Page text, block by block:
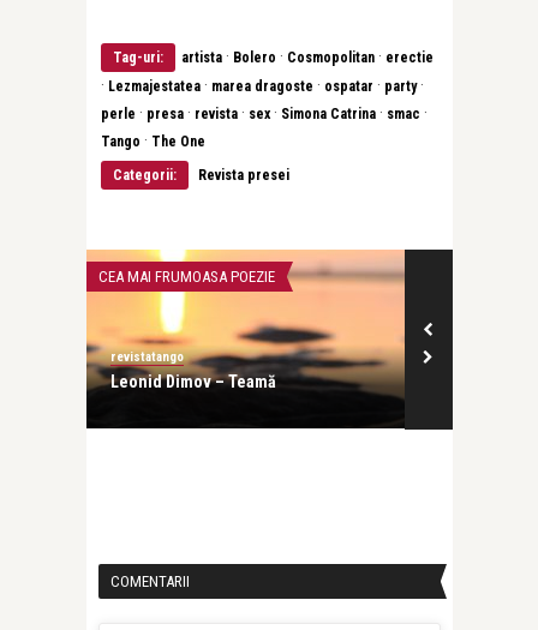
Tag-uri: artista · Bolero · Cosmopolitan · erectie
· Lezmajestatea · marea dragoste · ospatar · party·
perle · presa · revista · sex · Simona Catrina · smac ·
Tango · The One
Categorii:
Revista presei
CEA MAI FRUMOASA POEZIE
revistatango
Leonid Dimov – Teamă
COMENTARII